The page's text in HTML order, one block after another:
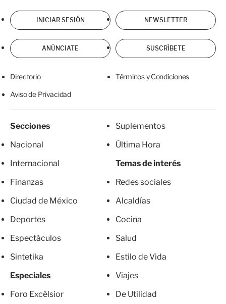
INICIAR SESIÓN NEWSLETTER
ANÚNCIATE SUSCRÍBETE
Directorio Términos y Condiciones
Aviso de Privacidad
Secciones
Nacional
Internacional
Finanzas
Ciudad de México
Deportes
Espectáculos
Sintetika
Especiales
Foro Excélsior
Suplementos
Última Hora
Temas de interés
Redes sociales
Alcaldías
Cocina
Salud
Estilo de Vida
Viajes
De Utilidad